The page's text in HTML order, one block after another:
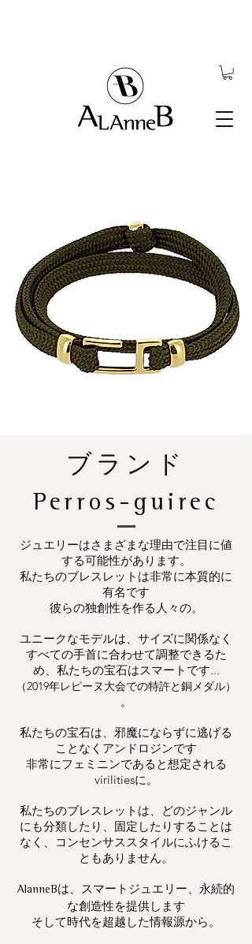
ブランド
Perros-guirec
ジュエリーはさまざまな理由で注目に値
する可能性があります。
私たちのブレスレットは非常に本質的に
有名です
彼らの独創性を作る人々の。
ユニークなモデルは、サイズに関係なく
すべての手首に合わせて調整できるた
め、私たちの宝石はスマートです...
（2019年レピーヌ大会での特許と銅メダル）
。
私たちの宝石は、邪魔にならずに逃げる
ことなくアンドロジンです
非常にフェミニンであると想定される
virilitiesに。
私たちのブレスレットは、どのジャンル
にも分類したり、固定したりすることは
なく、コンセンサススタイルにふけるこ
ともありません。
AlanneBは、スマートジュエリー、永続的
な創造性を提供します
そして時代を超越した情報源から。